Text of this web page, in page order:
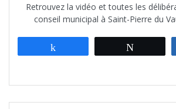
Retrouvez la vidéo et toutes les
conseil municipal à Saint-Pierre du